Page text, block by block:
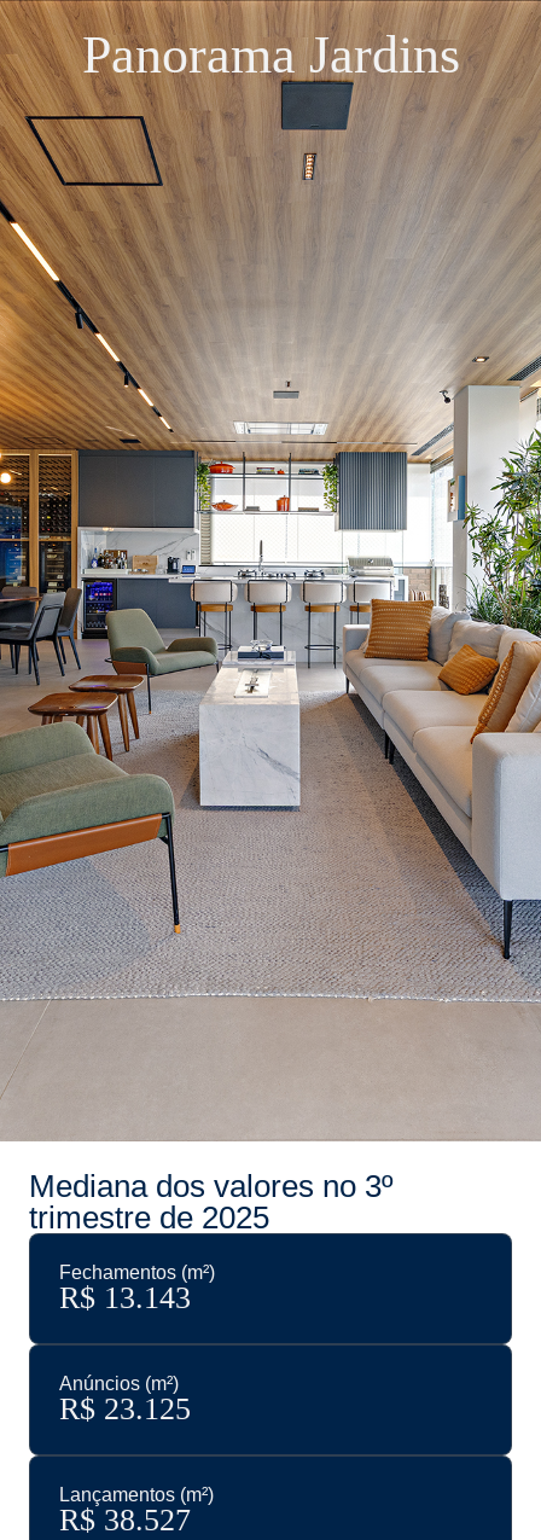
Panorama Jardins
Mediana dos valores no 3º
trimestre de 2025
Fechamentos (m²)
R$ 13.143
Anúncios (m²)
R$ 23.125
Lançamentos (m²)
R$ 38.527